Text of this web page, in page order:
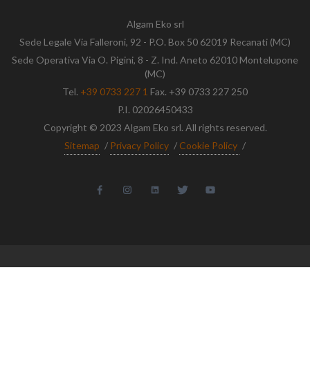
Algam Eko srl
Sede Legale Via Falleroni, 92 - P.O. Box 50 62019 Recanati (MC)
Sede Operativa Via O. Pigini, 8 - Z. Ind. Aneto 62010 Montelupone
(MC)
Tel. +39 0733 227 1 Fax. +39 0733 227 250
P.I. 02026450433
Copyright © 2023 Algam Eko srl. All rights reserved.
Sitemap / Privacy Policy / Cookie Policy /